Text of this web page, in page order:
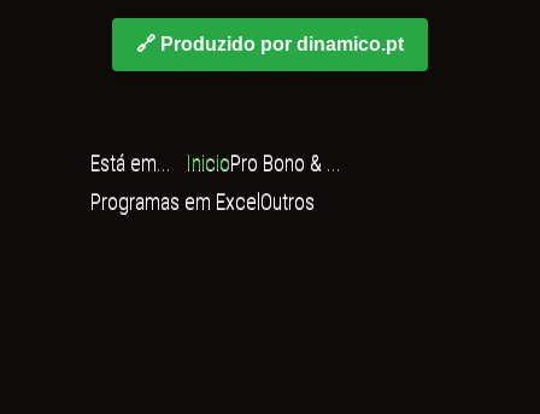
🔗 Produzido por dinamico.pt
Está em... InicioPro Bono & ...
Programas em ExcelOutros